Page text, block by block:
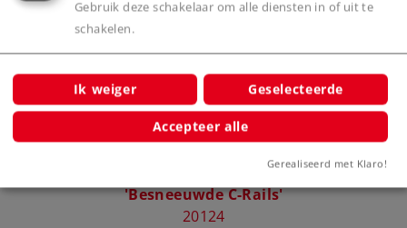
Märklin Start up - Uitbreidingsset
'Besneeuwde C-Rails'
20124
Gebruik deze schakelaar om alle diensten in of uit te
schakelen.
Ik weiger Geselecteerde
Accepteer alle
Gerealiseerd met Klaro!